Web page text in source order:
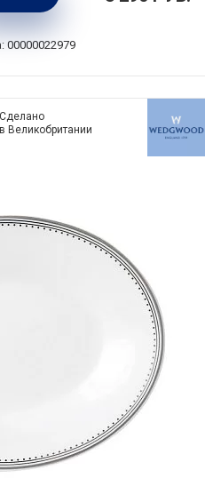
EL-R2183_NUTC
00000022979
Сделано
в Великобритании